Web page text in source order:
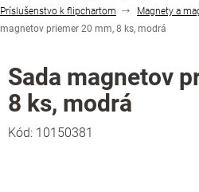
Príslušenstvo k flipchartom
Magnety a
magnetov priemer 20 mm, 8 ks, modrá
Sada magnetov
8 ks, modrá
Kód: 10150381